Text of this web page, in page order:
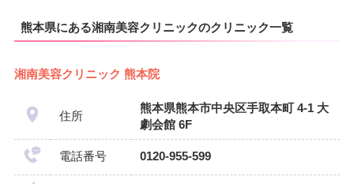
熊本県にある湘南美容クリニックのクリニック一覧
湘南美容クリニック 熊本院
住所
熊本県熊本市中央区手取本町 4-1 大
劇会館 6F
電話番号 0120-955-599